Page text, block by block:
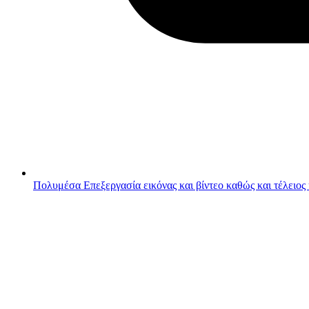
Πολυμέσα Επεξεργασία εικόνας και βίντεο καθώς και τέλειος